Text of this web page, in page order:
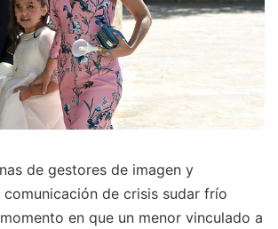
de gestores de imagen y
comunicación de crisis sudar frío
en que un menor vinculado a